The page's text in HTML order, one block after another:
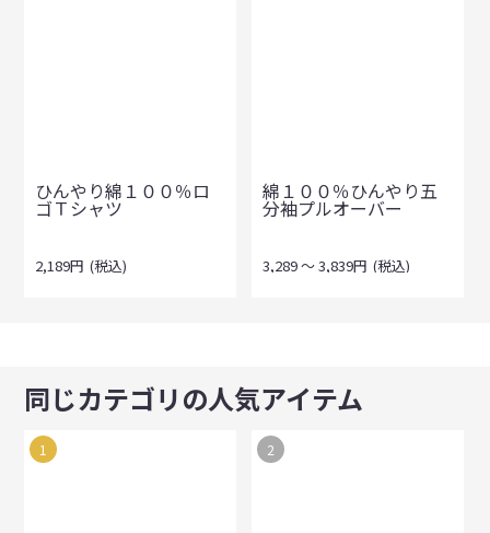
ひんやり綿１００％ロ
ゴＴシャツ
2,189円 (税込)
綿１００％ひんやり五
分袖プルオーバー
3,289～3,839円 (税込)
同じカテゴリの人気アイテム
1 2